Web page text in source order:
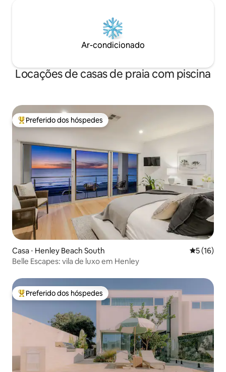
Ar-condicionado
Locações de casas de praia com piscina
Entre os melhores preferidos dos hóspedes
Preferido dos hóspedes
Casa ⋅ Henley Beach South 5 de uma
5 (16)
Belle Escapes: vila de luxo em Henley
Entre os melhores preferidos dos hóspedes
Preferido dos hóspedes